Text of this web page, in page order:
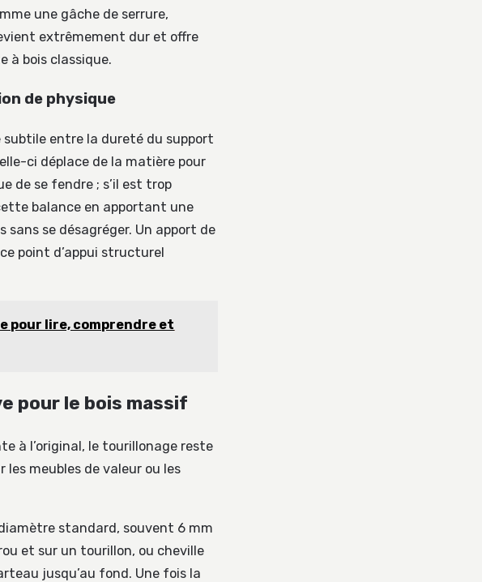
une gâche de serrure,
extrêmement dur et offre
à bois classique.
de physique
subtile entre la dureté du support
ci déplace de la matière pour
de se fendre ; s’il est trop
balance en apportant une
sans se désagréger. Un apport de
point d’appui structurel
pour lire, comprendre et
pour le bois massif
à l’original, le tourillonage reste
meubles de valeur ou les
standard, souvent 6 mm
et sur un tourillon, ou cheville
jusqu’au fond. Une fois la